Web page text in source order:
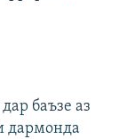
баъзе аз
дармонда